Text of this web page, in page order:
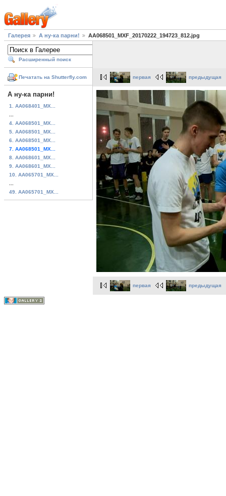
Галерея А ну-ка парни! AA068501_MXF_20170222_194723_812.jpg
Расширенный поиск
Печатать на Shutterfly.com
А ну-ка парни!
1. AA068401_MX...
4. AA068501_MX...
5. AA068501_MX...
6. AA068501_MX...
7. AA068501_MX...
8. AA068601_MX...
9. AA068601_MX...
10. AA065701_MX...
49. AA065701_MX...
первая предыдущая
первая предыдущая